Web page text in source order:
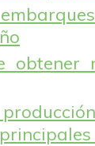
obtener